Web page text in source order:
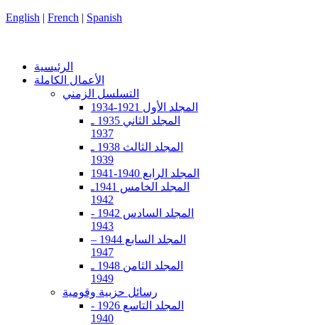
English | French | Spanish
الرئيسية
الأعمال الكاملة
التسلسل الزمني
المجلد الأول 1921-1934
المجلد الثاني 1935 ـ
1937
المجلد الثالث 1938 ـ
1939
المجلد الرابع 1940-1941
المجلد الخامس 1941ـ
1942
المجلد السادس 1942 -
1943
المجلد السابع 1944 –
1947
المجلد الثامن 1948 ـ
1949
رسائل حزبية وقومية
المجلد التاسع 1926 -
1940